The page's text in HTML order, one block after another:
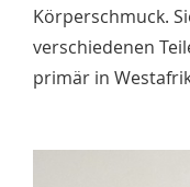
Körperschmuck.
verschiedenen
primär in